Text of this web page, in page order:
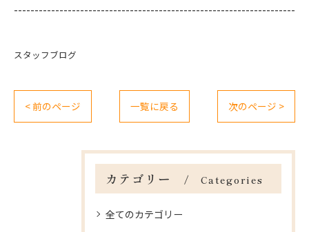
--------------------------------------------------------------------
スタッフブログ
< 前のページ 一覧に戻る 次のページ >
カテゴリー Categories
全てのカテゴリー